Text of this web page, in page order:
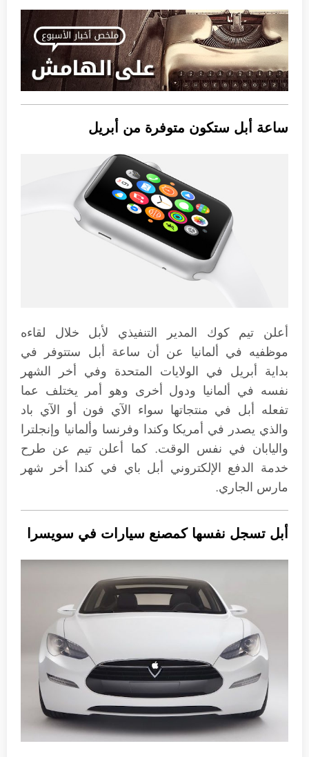
ساعة أبل ستكون متوفرة من أبريل
أعلن تيم كوك المدير التنفيذي لأبل خلال لقاءه
موظفيه في ألمانيا عن أن ساعة أبل ستتوفر في
بداية أبريل في الولايات المتحدة وفي أخر الشهر
نفسه في ألمانيا ودول أخرى وهو أمر يختلف عما
تفعله أبل في منتجاتها سواء الآي فون أو الآي باد
والذي يصدر في أمريكا وكندا وفرنسا وألمانيا وإنجلترا
واليابان في نفس الوقت. كما أعلن تيم عن طرح
خدمة الدفع الإلكتروني أبل باي في كندا أخر شهر
مارس الجاري.
أبل تسجل نفسها كمصنع سيارات في سويسرا